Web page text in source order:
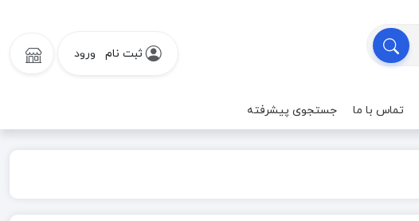
ثبت نام ورود
تماس با ما جستجوی پیشرفته